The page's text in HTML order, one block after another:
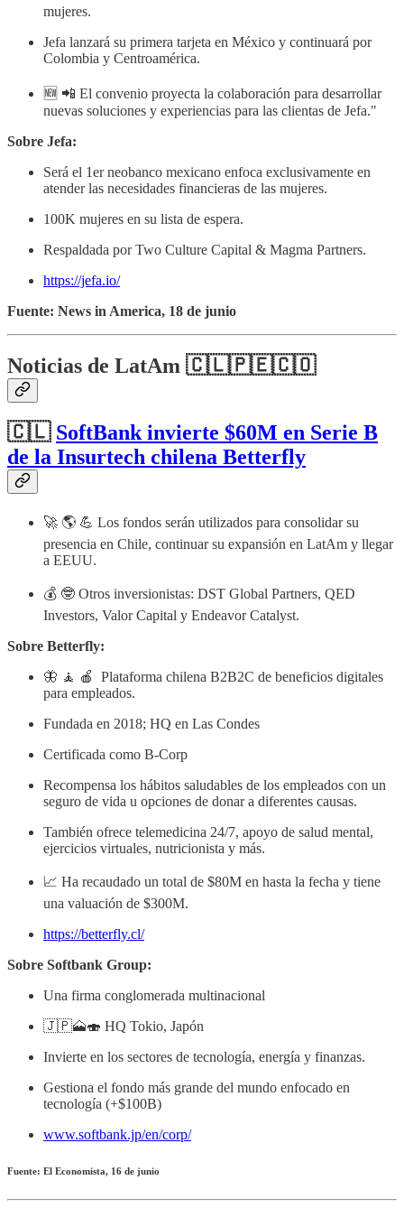
mujeres.
Jefa lanzará su primera tarjeta en México y continuará por
Colombia y Centroamérica.
🆕 📲 El convenio proyecta la colaboración para desarrollar
nuevas soluciones y experiencias para las clientas de Jefa."
Sobre Jefa:
Será el 1er neobanco mexicano enfoca exclusivamente en
atender las necesidades financieras de las mujeres.
100K mujeres en su lista de espera.
Respaldada por Two Culture Capital & Magma Partners.
https://jefa.io/
Fuente: News in America, 18 de junio
Noticias de LatAm 🇨🇱🇵🇪🇨🇴
🇨🇱 SoftBank invierte $60M en Serie B
de la Insurtech chilena Betterfly
🚀 🌎 💪 Los fondos serán utilizados para consolidar su
presencia en Chile, continuar su expansión en LatAm y llegar
a EEUU.
💰 🤓 Otros inversionistas: DST Global Partners, QED
Investors, Valor Capital y Endeavor Catalyst.
Sobre Betterfly:
🦋 🧘 🍎 Plataforma chilena B2B2C de beneficios digitales
para empleados.
Fundada en 2018; HQ en Las Condes
Certificada como B-Corp
Recompensa los hábitos saludables de los empleados con un
seguro de vida u opciones de donar a diferentes causas.
También ofrece telemedicina 24/7, apoyo de salud mental,
ejercicios virtuales, nutricionista y más.
📈 Ha recaudado un total de $80M en hasta la fecha y tiene
una valuación de $300M.
https://betterfly.cl/
Sobre Softbank Group:
Una firma conglomerada multinacional
🇯🇵🗻🍣 HQ Tokio, Japón
Invierte en los sectores de tecnología, energía y finanzas.
Gestiona el fondo más grande del mundo enfocado en
tecnología (+$100B)
www.softbank.jp/en/corp/
Fuente: El Economista, 16 de junio